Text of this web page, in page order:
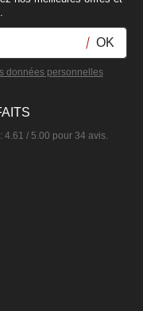
données personnelles
: 4.61 / 5.00 pour 34 avis.